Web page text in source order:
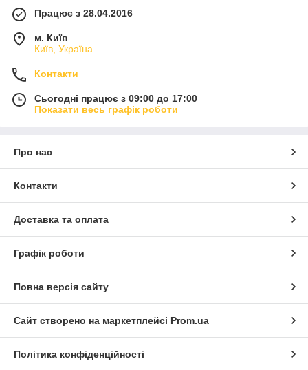
Працює з 28.04.2016
м. Київ
Київ, Україна
Контакти
Сьогодні працює з 09:00 до 17:00
Показати весь графік роботи
Про нас
Контакти
Доставка та оплата
Графік роботи
Повна версія сайту
Сайт створено на маркетплейсі Prom.ua
Політика конфіденційності